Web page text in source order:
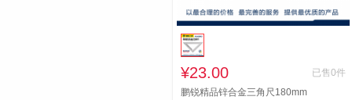
¥23.00
已售0件
鹏锐精品锌合金三角尺180mm